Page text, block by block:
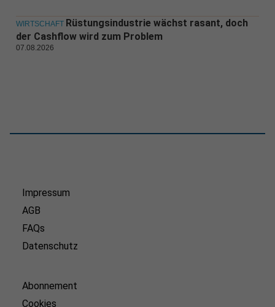
WIRTSCHAFT Rüstungsindustrie wächst rasant, doch
der Cashflow wird zum Problem
07.08.2026
Impressum
AGB
FAQs
Datenschutz
Abonnement
Cookies